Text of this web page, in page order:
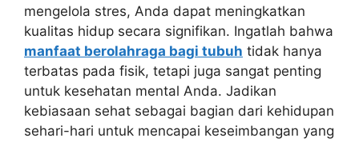
mengelola stres, Anda dapat meningkatkan
kualitas hidup secara signifikan. Ingatlah bahwa
manfaat berolahraga bagi tubuh tidak hanya
terbatas pada fisik, tetapi juga sangat penting
untuk kesehatan mental Anda. Jadikan
kebiasaan sehat sebagai bagian dari kehidupan
sehari-hari untuk mencapai keseimbangan yang